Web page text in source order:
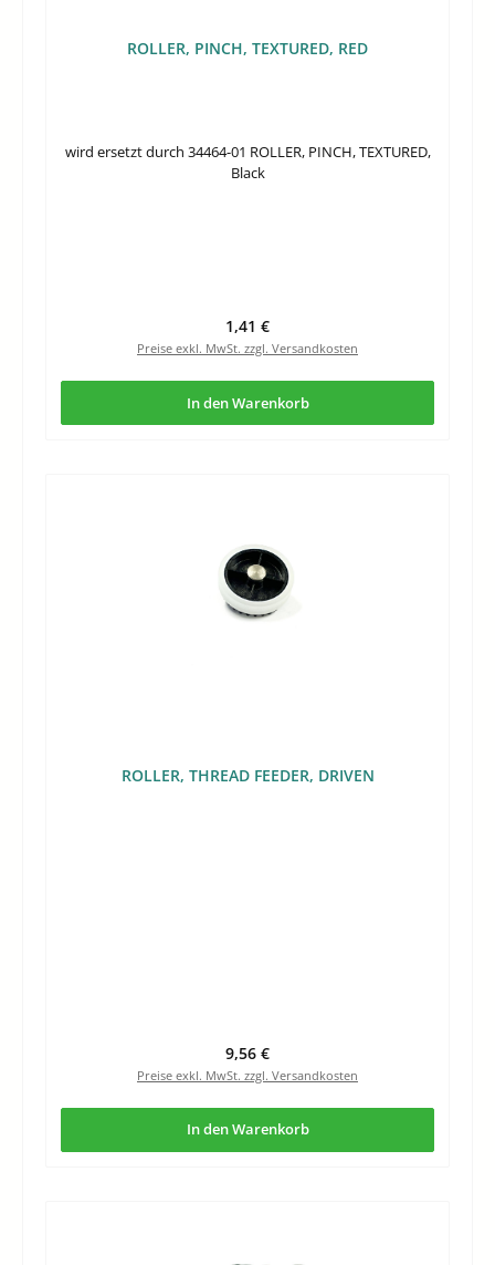
ROLLER, PINCH, TEXTURED, RED
wird ersetzt durch 34464-01 ROLLER, PINCH, TEXTURED,
Black
Regulärer Preis:
1,41 €
Preise exkl. MwSt. zzgl. Versandkosten
In den Warenkorb
ROLLER, THREAD FEEDER, DRIVEN
Regulärer Preis:
9,56 €
Preise exkl. MwSt. zzgl. Versandkosten
In den Warenkorb